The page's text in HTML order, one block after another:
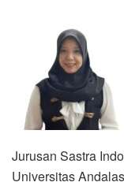
Jurusan Sastra
Universitas